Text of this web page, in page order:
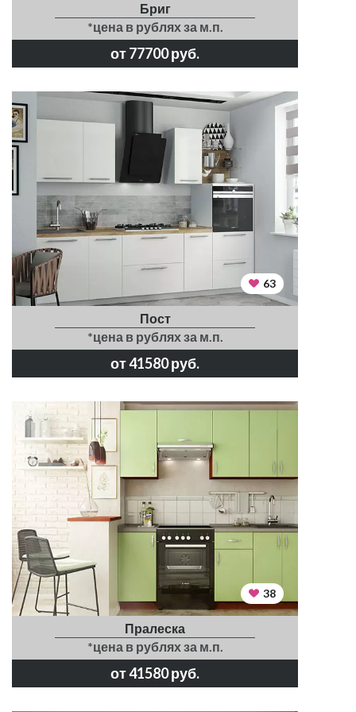
Бриг
*цена в рублях за м.п.
от 77700 руб.
63
Пост
*цена в рублях за м.п.
от 41580 руб.
38
Пралеска
*цена в рублях за м.п.
от 41580 руб.